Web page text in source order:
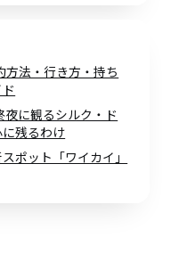
方法・行き方・持ち
に観るシルク・ド
残るわけ
ポット「ワイカイ」